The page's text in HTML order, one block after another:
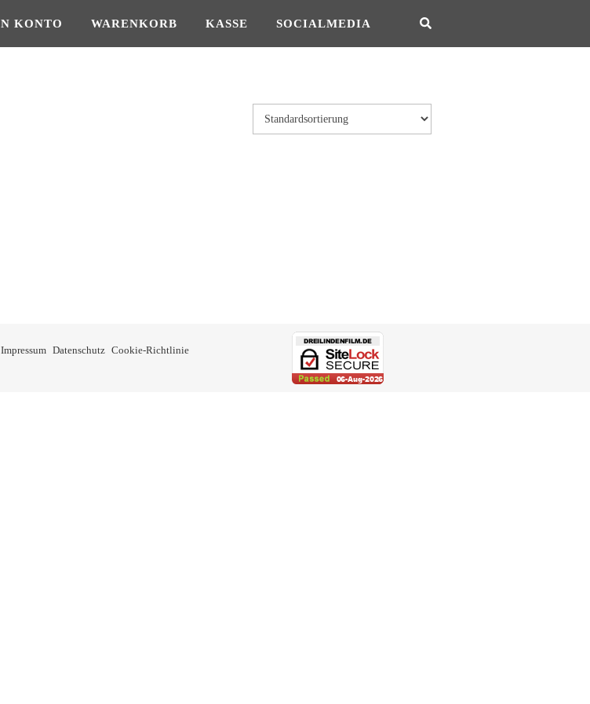
KONTO WARENKORB KASSE SOCIALMEDIA
Impressum Datenschutz Cookie-Richtlinie